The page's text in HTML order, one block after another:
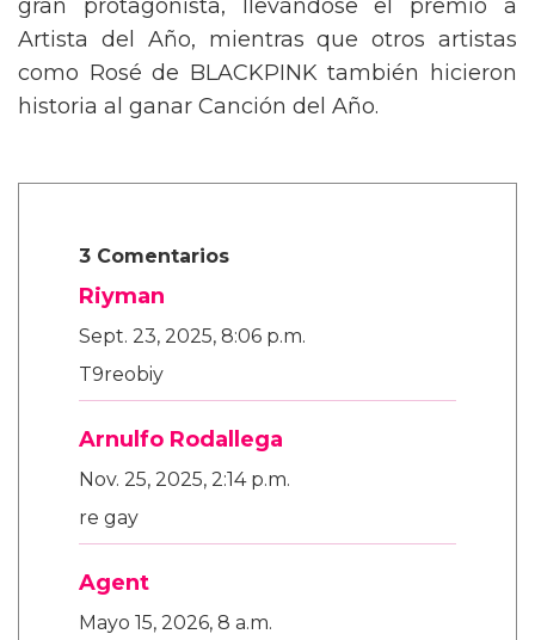
gran protagonista, llevándose el premio a
Artista del Año, mientras que otros artistas
como Rosé de BLACKPINK también hicieron
historia al ganar Canción del Año.
3 Comentarios
Riyman
Sept. 23, 2025, 8:06 p.m.
T9reobiy
Arnulfo Rodallega
Nov. 25, 2025, 2:14 p.m.
re gay
Agent
Mayo 15, 2026, 8 a.m.